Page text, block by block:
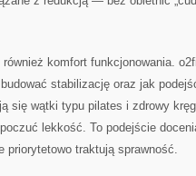
komfort funkcjonowania.
stabilizację oraz jak
się wątki typu pilates i zdrowy
lekkość. To podejście
priorytetowo traktują sprawność.